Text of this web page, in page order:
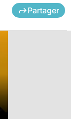
Partager